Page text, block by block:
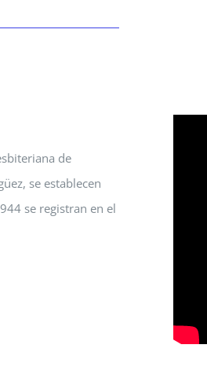
de
se establecen
se registran en el